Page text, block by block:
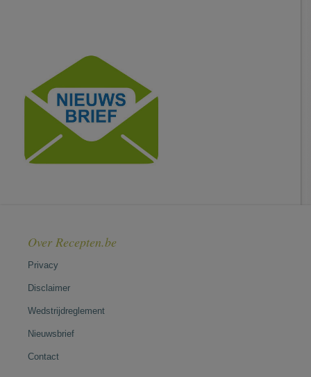
Over Recepten.be
Privacy
Disclaimer
Wedstrijdreglement
Nieuwsbrief
Contact